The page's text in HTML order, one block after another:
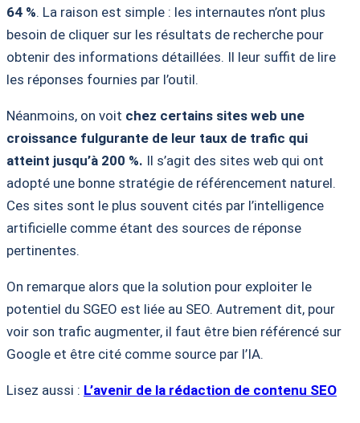
64 %. La raison est simple : les internautes n’ont plus
besoin de cliquer sur les résultats de recherche pour
obtenir des informations détaillées. Il leur suffit de lire
les réponses fournies par l’outil.
Néanmoins, on voit chez certains sites web une
croissance fulgurante de leur taux de trafic qui
atteint jusqu’à 200 %. Il s’agit des sites web qui ont
adopté une bonne stratégie de référencement naturel.
Ces sites sont le plus souvent cités par l’intelligence
artificielle comme étant des sources de réponse
pertinentes.
On remarque alors que la solution pour exploiter le
potentiel du SGEO est liée au SEO. Autrement dit, pour
voir son trafic augmenter, il faut être bien référencé sur
Google et être cité comme source par l’IA.
Lisez aussi : L’avenir de la rédaction de contenu SEO